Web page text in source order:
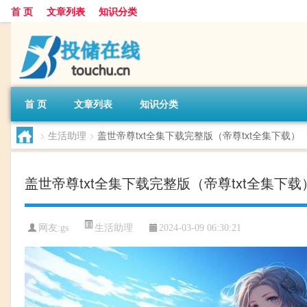
首 页 文章列表 知识分类
首 页 文章列表 知识分类
> 生活助理 > 盖世帝尊txt全集下载完整版（帝尊txt全集下载）
盖世帝尊txt全集下载完整版（帝尊txt全集下载
网友:gs 生活助理 2024-03-09 06:30:21